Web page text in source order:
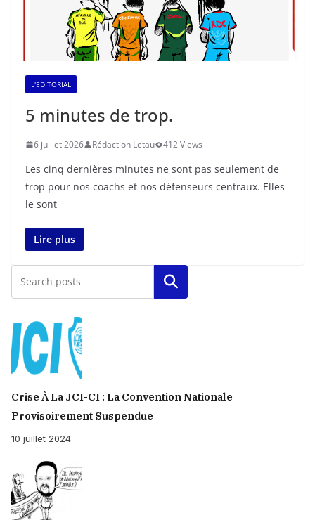
L'EDITORIAL
5 minutes de trop.
6 juillet 2026 Rédaction Letau 412 Views
Les cinq dernières minutes ne sont pas seulement de
trop pour nos coachs et nos défenseurs centraux. Elles
le sont
Lire plus
Rechercher
Crise À La JCI-CI : La Convention Nationale
Provisoirement Suspendue
10 juillet 2024